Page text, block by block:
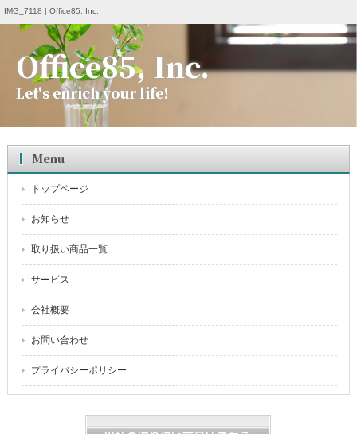
IMG_7118 | Office85, Inc.
Office85, Inc.
Let's enrich your life!
Menu
トップページ
お知らせ
取り扱い商品一覧
サービス
会社概要
お問い合わせ
プライバシーポリシー